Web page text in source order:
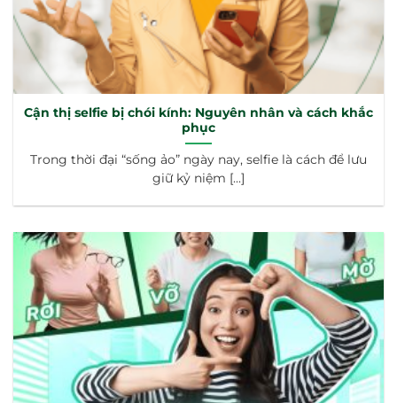
Cận thị selfie bị chói kính: Nguyên nhân và cách khắc
phục
Trong thời đại “sống ảo” ngày nay, selfie là cách để lưu
giữ kỷ niệm [...]